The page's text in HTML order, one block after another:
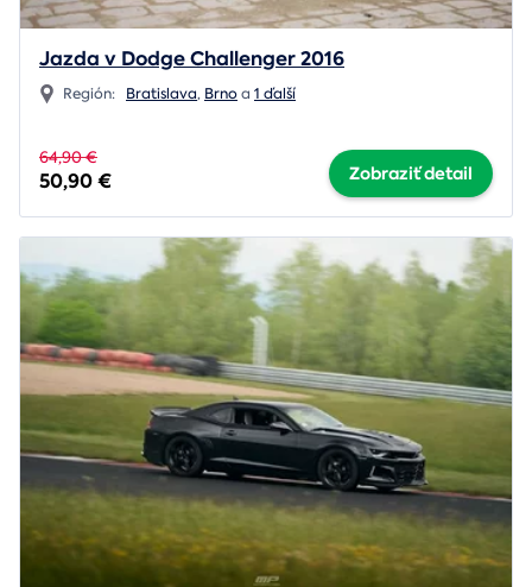
Jazda v Dodge Challenger 2016
Región: Bratislava, Brnoa 1 ďalší
64,90 €
50,90 € Zobraziť detail